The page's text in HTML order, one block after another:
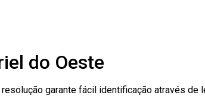
do Oeste
garante fácil identificação através de